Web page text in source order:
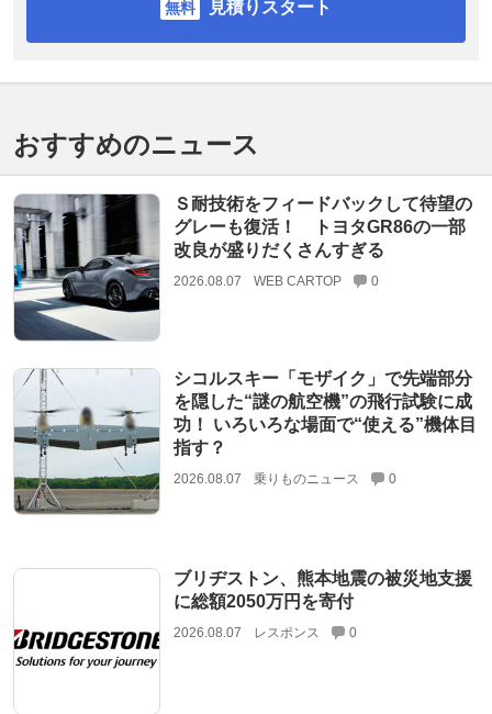
見積りスタート
おすすめのニュース
Ｓ耐技術をフィードバックして待望の
グレーも復活！ トヨタGR86の一部
改良が盛りだくさんすぎる
2026.08.07 WEB CARTOP 0
シコルスキー「モザイク」で先端部分
を隠した“謎の航空機”の飛行試験に成
功！ いろいろな場面で“使える”機体目
指す？
2026.08.07 乗りものニュース 0
ブリヂストン、熊本地震の被災地支援
に総額2050万円を寄付
2026.08.07 レスポンス 0